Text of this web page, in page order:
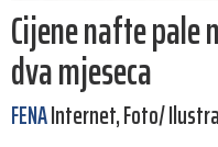
Cijene nafte pale
dva mjeseca
FENAInternet, Foto/